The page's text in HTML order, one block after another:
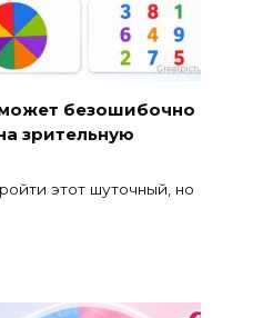
безошибочно
зрительную
этот шуточный, но